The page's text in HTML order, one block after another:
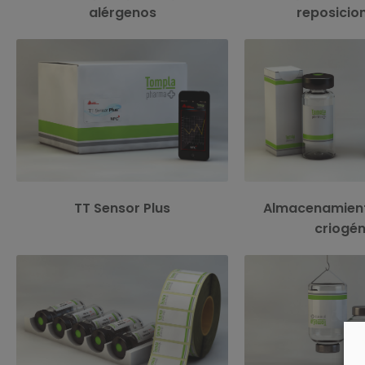
alérgenos
Una solución de embalaje inteligente y
rentable que no solo registra el tiempo y la
temperatura, sino que ofrece una solución
completa con múltiples servicios como
entorno de nube, interfaz de programación
de aplicaciones y capacidades de
calibración individuales.
TT Sensor Plus
Los componentes de la
animales y plantas,
medicamentos
temperaturas de
Etiquetas preparadas para la posible
reimpresión por el cliente permitiendo así
al usuario personalizar campos como el
lote, caducidad, referencias u otros datos
de control evitando errores de etiquetado y
optimizando su stock de etiquetas.
Etiqueta fabricada
extremadamente
pensado
inyectables
invertida.